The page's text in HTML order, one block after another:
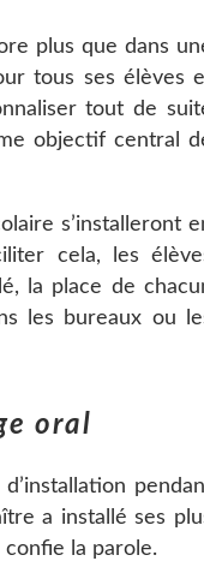
plus que dans
tous ses élèves
tout de
objectif central
s’installeront
cela, les
la place de
les bureaux ou
oral
a installé ses
confie la parole.